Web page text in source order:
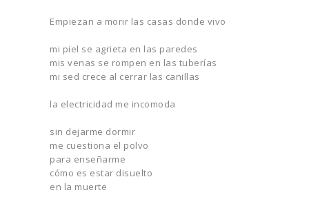
Empiezan a morir las casas donde vivo
mi piel se agrieta en las paredes
mis venas se rompen en las tuberías
mi sed crece al cerrar las canillas
la electricidad me incomoda
sin dejarme dormir
me cuestiona el polvo
para enseñarme
cómo es estar disuelto
en la muerte